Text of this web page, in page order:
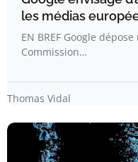
les médias
EN BREF Google
Commission…
Thomas Vidal